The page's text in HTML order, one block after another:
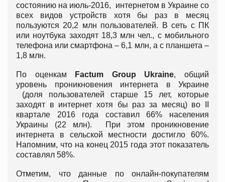
состоянию на июль-2016, интернетом в Украине со
всех видов устройств хотя бы раз в месяц
пользуются 20,2 млн пользователей. В сеть с ПК
или ноутбука заходят 18,3 млн чел., с мобильного
телефона или смартфона – 6,1 млн, а с планшета –
1,8 млн.
По оценкам Factum Group Ukraine, общий
уровень проникновения интернета в Украине
(доля пользователей старше 15 лет, которые
заходят в интернет хотя бы раз за месяц) во II
квартале 2016 года составил 66% населения
Украины (22 млн). При этом проникновение
интернета в сельской местности достигло 60%.
Напомним, что на конец 2015 года этот показатель
составлял 58%.
Отметим, что данные по онлайн-покупателям